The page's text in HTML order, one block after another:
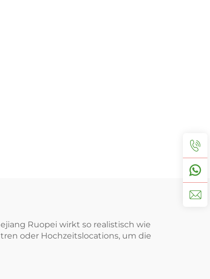
Ruopei wirkt so realistisch wie
oder Hochzeitslocations, um die